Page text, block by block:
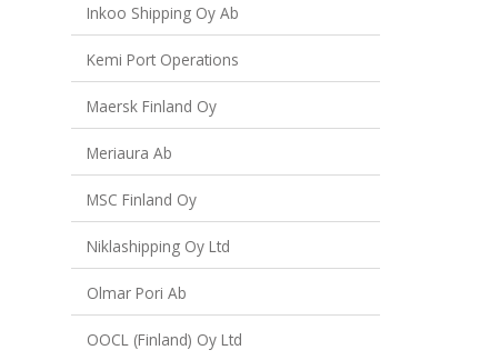
Inkoo Shipping Oy Ab
Kemi Port Operations
Maersk Finland Oy
Meriaura Ab
MSC Finland Oy
Niklashipping Oy Ltd
Olmar Pori Ab
OOCL (Finland) Oy Ltd